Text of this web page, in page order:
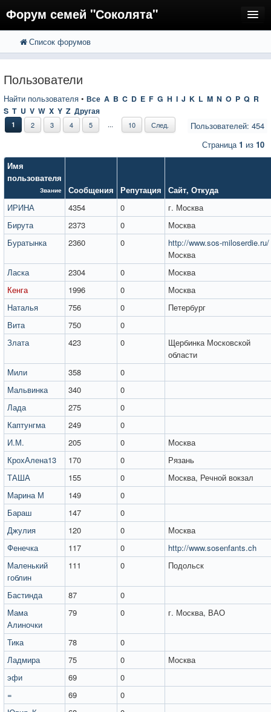
Форум семей "Соколята"
FAQ
Вход
Список форумов
Пользователи
Найти пользователя • Все A B C D E F G H I J K L M N O P Q R
S T U V W X Y Z Другая
Пользователей: 454
1 2 3 4 5 ... 10 След.
Страница1 из 10
Имя
пользователя
Звание Сообщения Репутация Сайт, Откуда
ИРИНА
4354 0
г. Москва
Бирута
2373 0
Москва
Буратынка
2360 0
http://www.sos-miloserdie.ru/
Москва
Ласка
2304 0
Москва
Кенга
1996 0
Москва
Наталья
756 0
Петербург
Вита
750
0
Злата
423 0
Щербинка Московской
области
Мили
358
0
Мальвинка
340
0
Лада
275
0
Каптунгма
249
0
И.М.
205 0
Москва
КрохАлена13
170 0
Рязань
ТАША
155 0
Москва, Речной вокзал
Марина М
149
0
Бараш
147
0
Джулия
120 0
Москва
Фенечка
117 0
http://www.sosenfants.ch
Маленький
гоблин
111 0 Подольск
Бастинда 87
0
Мама
Алиночки
79 0 г. Москва, ВАО
Тика 78
0
Ладмира
75 0
Москва
эфи
69
0
=
69
0